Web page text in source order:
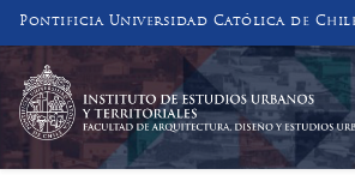
Pontificia Universidad Católica de
INSTITUTO DE ESTUDIOS
Y TERRITORIALES